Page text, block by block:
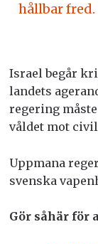
hållbar fred.
Israel begår
landets
regering
våldet mot
Uppmana
svenska
Gör såhär för